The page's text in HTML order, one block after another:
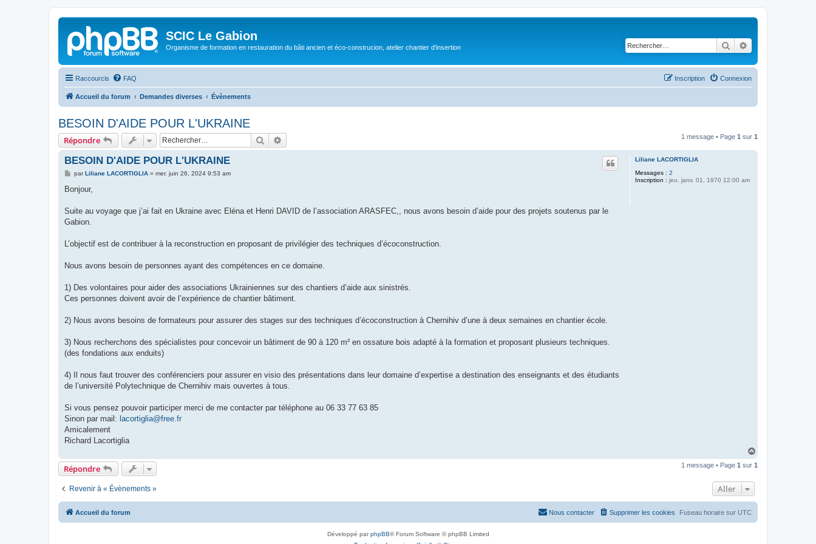
SCIC Le Gabion
Organisme de formation en restauration du bâti ancien et éco-construcion, atelier chantier d'insertion Rechercher
Raccourcis FAQ Connexion
Inscription
Accueil du forum Demandes diverses Évènements
BESOIN D'AIDE POUR L'UKRAINE
Répondre Rechercher 1 message • Page 1 sur 1
Liliane LACORTIGLIA
Messages : 2
Inscription : jeu. janv. 01, 1970 12:00 am
BESOIN D'AIDE POUR L'UKRAINE
M
s
g
parLiliane LACORTIGLIA» mer. juin 26, 2024 9:53 am
Bonjour,
Suite au voyage que j’ai fait en Ukraine avec Eléna et Henri DAVID de l’association ARASFEC,, nous avons besoin d’aide pour des projets soutenus par le
Gabion.
L’objectif est de contribuer à la reconstruction en proposant de privilégier des techniques d’écoconstruction.
Nous avons besoin de personnes ayant des compétences en ce domaine.
1) Des volontaires pour aider des associations Ukrainiennes sur des chantiers d’aide aux sinistrés.
Ces personnes doivent avoir de l’expérience de chantier bâtiment.
2) Nous avons besoins de formateurs pour assurer des stages sur des techniques d’écoconstruction à Chernihiv d’une à deux semaines en chantier école.
3) Nous recherchons des spécialistes pour concevoir un bâtiment de 90 à 120 m² en ossature bois adapté à la formation et proposant plusieurs techniques.
(des fondations aux enduits)
4) Il nous faut trouver des conférenciers pour assurer en visio des présentations dans leur domaine d’expertise a destination des enseignants et des étudiants
de l’université Polytechnique de Chernihiv mais ouvertes à tous.
Si vous pensez pouvoir participer merci de me contacter par téléphone au 06 33 77 63 85
Sinon par mail: lacortiglia@free.fr
Amicalement
Richard Lacortiglia
u
Répondre 1 message • Page 1 sur 1
Revenir à « Évènements » Aller
Accueil du forum Fuseau horaire sur UTC
Supprimer les cookies
Nous contacter
Développé parphpBB® Forum Software © phpBB Limited